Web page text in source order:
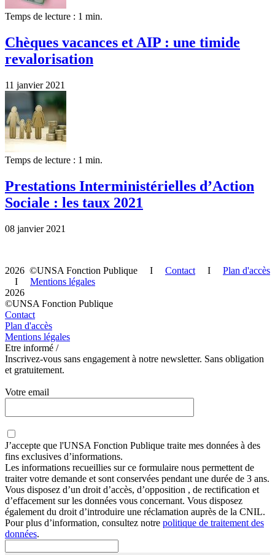
Temps de lecture : 1 min.
Chèques vacances et AIP : une timide
revalorisation
11 janvier 2021
Temps de lecture : 1 min.
Prestations Interministérielles d’Action
Sociale : les taux 2021
08 janvier 2021
2026 ©UNSA Fonction Publique I Contact I Plan d'accès
I Mentions légales
2026
©UNSA Fonction Publique
Contact
Plan d'accès
Mentions légales
Etre informé /
Inscrivez-vous sans engagement à notre newsletter. Sans obligation
et gratuitement.
Votre email
J’accepte que l'UNSA Fonction Publique traite mes données à des
fins exclusives d’informations.
Les informations recueillies sur ce formulaire nous permettent de
traiter votre demande et sont conservées pendant une durée de 3 ans.
Vous disposez d’un droit d’accès, d’opposition , de rectification et
d’effacement sur les données vous concernant. Vous disposez
également du droit d’introduire une réclamation auprès de la CNIL.
Pour plus d’information, consultez notre politique de traitement des
données.